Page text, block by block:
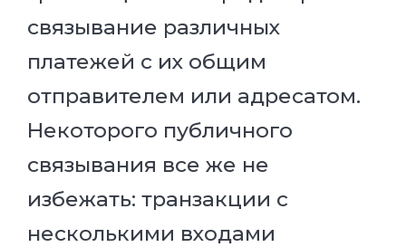
связывание различных
платежей с их общим
отправителем или адресатом.
Некоторого публичного
связывания все же не
избежать: транзакции с
несколькими входами